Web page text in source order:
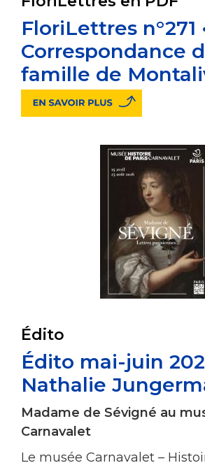
FloriLettres n°271
Correspondance
famille de
Édito
Édito mai-juin
Nathalie
Madame de Sévigné au
Carnavalet
Le musée Carnavalet –